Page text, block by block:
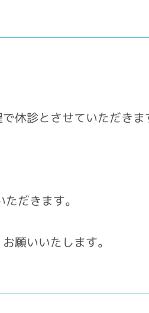
休診とさせていただきま
だきます。
願いいたします。